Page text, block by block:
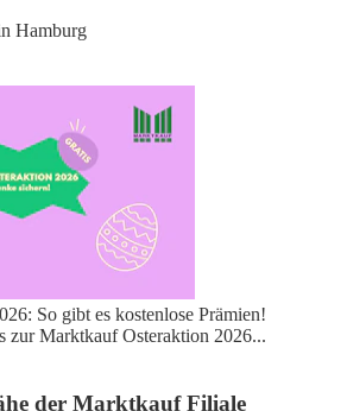
Hamburg
So gibt es kostenlose Prämien!
zur Marktkauf Osteraktion 2026...
der Marktkauf Filiale